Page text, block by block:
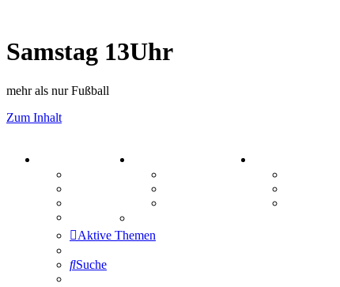
Samstag 13Uhr
mehr als nur Fußball
Zum Inhalt
Mastodon
Aktive Themen
Suche